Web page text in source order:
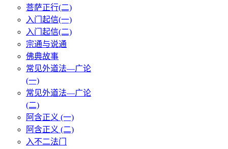
菩萨正行(二)
入门起信(一)
入门起信(二)
宗通与说通
佛典故事
常见外道法—广论
(一)
常见外道法—广论
(二)
阿含正义 (一)
阿含正义 (二)
入不二法门